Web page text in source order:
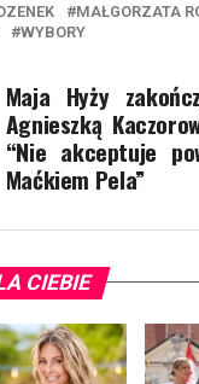
MAŁGORZATA
WYBORY
Maja Hyży
Agnieszką
“Nie akceptuje
Maćkiem Pela”
CIEBIE